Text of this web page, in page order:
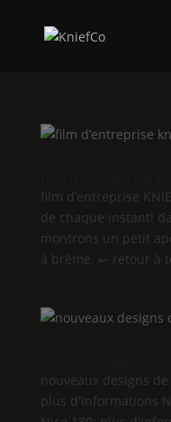
film d’entreprise
de chaque instant!
montrons un petit
à brême. ↜ retour à
nouveaux designs
plus d'informations